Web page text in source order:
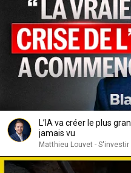
L’IA va créer le plus
jamais vu
Matthieu Louvet - S'investir